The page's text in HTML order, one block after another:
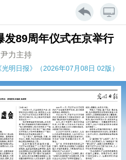
发89周年仪式在京举行
尹力主持
光明日报》（2026年07月08日 02版）